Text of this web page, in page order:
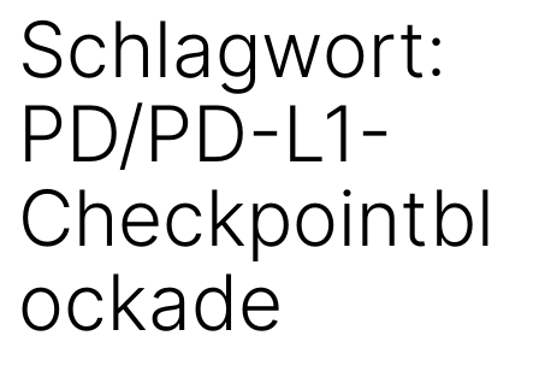
Schlagwort:
PD/PD-L1-
Checkpointbl
ockade